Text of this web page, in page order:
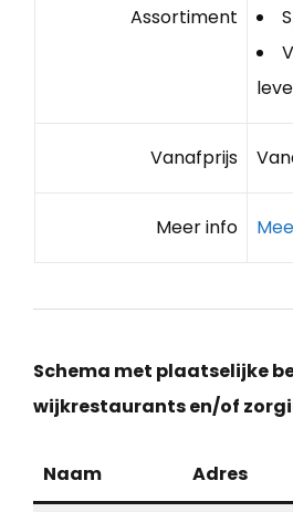
Assortiment
Vanafprijs
Meer info
Schema met plaatselijke
wijkrestaurants en/of
Naam Adres